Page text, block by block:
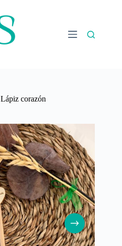
Lápiz corazón